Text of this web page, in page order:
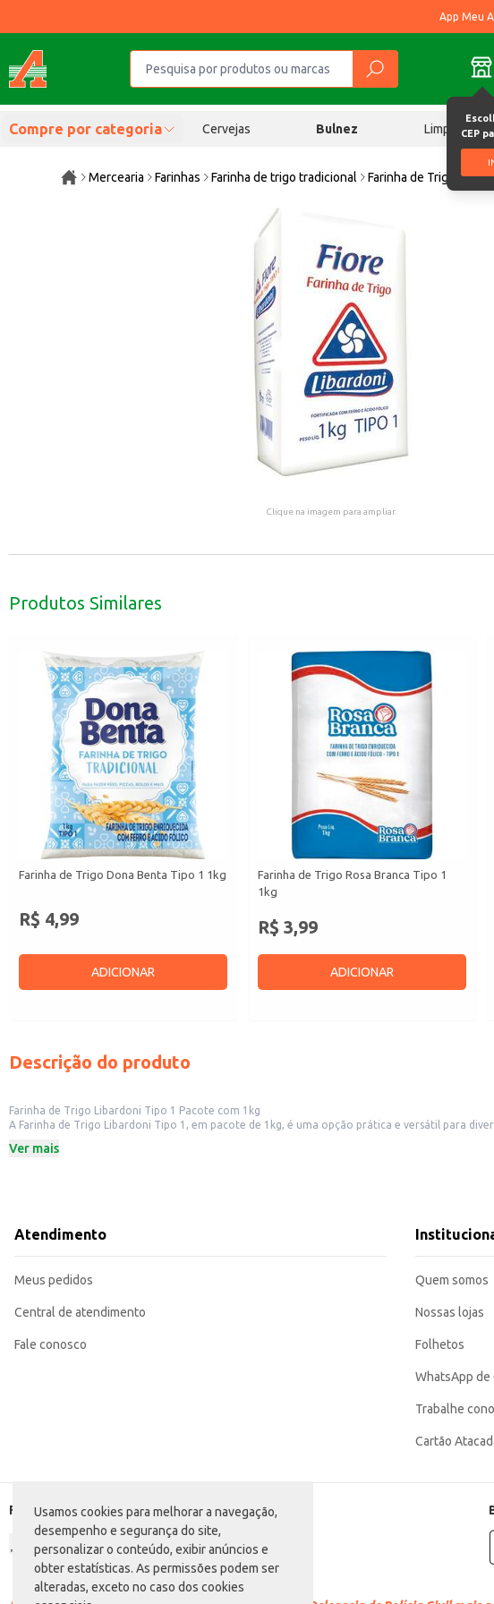
Usamos cookies para melhorar a navegação,
desempenho e segurança do site,
personalizar o conteúdo, exibir anúncios e
obter estatísticas. As permissões podem ser
alteradas, exceto no caso dos cookies
App Meu
CEP
Compre por categoria Cervejas Bulnez Limpeza
Mercearia Farinhas Farinha de trigo tradicional Farinha de Trigo
Clique na imagem para ampliar.
Produtos Similares
Farinha de Trigo Dona Benta Tipo 1 1kg
R$ 4,99
ADICIONAR
Farinha de Trigo Rosa Branca Tipo 1
1kg
R$ 3,99
ADICIONAR
Descrição do produto
Farinha de Trigo Libardoni Tipo 1 Pacote com 1kg
A Farinha de Trigo Libardoni Tipo 1, em pacote de 1kg, é uma opção prática e versátil para diversas aplicações. Sua embalagem facilita o armazenamento e o manuseio, sendo ideal para uso em
Dicas de uso:
quanto domésticos.
Marca: Libardoni
Categoria: Farinha de trigo tradicional
EAN: 7896408410014
Ver mais
Atendimento
Meus pedidos
Central de atendimento
Fale conosco
Quem somos
Nossas lojas
Folhetos
WhatsApp de
Trabalhe
Cartão
Formas de pagamento